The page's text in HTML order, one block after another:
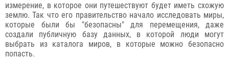
измерение, в которое они путешествуют будет иметь схожую
землю. Так что его правительство начало исследовать миры,
которые были бы "безопасны" для перемещения, даже
создали публичную базу данных, в которой люди могут
выбрать из каталога миров, в которые можно безопасно
попасть.